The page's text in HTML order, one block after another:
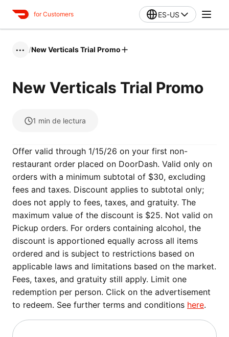
for Customers ES-US
••• /New Verticals Trial Promo
New Verticals Trial Promo
1 min de lectura
Offer valid through 1/15/26 on your first non-
restaurant order placed on DoorDash. Valid only on
orders with a minimum subtotal of $30, excluding
fees and taxes. Discount applies to subtotal only;
does not apply to fees, taxes, and gratuity. The
maximum value of the discount is $25. Not valid on
Pickup orders. For orders containing alcohol, the
discount is apportioned equally across all items
ordered and is subject to restrictions based on
applicable laws and limitations based on the market.
Fees, taxes, and gratuity still apply. Limit one
redemption per person. Click on the advertisement
to redeem. See further terms and conditions here.